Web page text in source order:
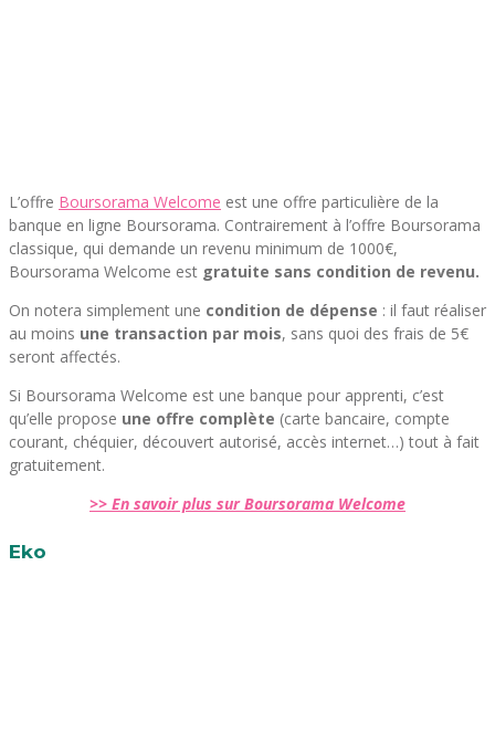
L’offre Boursorama Welcome est une offre particulière de la
banque en ligne Boursorama. Contrairement à l’offre Boursorama
classique, qui demande un revenu minimum de 1000€,
Boursorama Welcome est gratuite sans condition de revenu.
On notera simplement une condition de dépense : il faut réaliser
au moins une transaction par mois, sans quoi des frais de 5€
seront affectés.
Si Boursorama Welcome est une banque pour apprenti, c’est
qu’elle propose une offre complète (carte bancaire, compte
courant, chéquier, découvert autorisé, accès internet…) tout à fait
gratuitement.
>> En savoir plus sur Boursorama Welcome
Eko